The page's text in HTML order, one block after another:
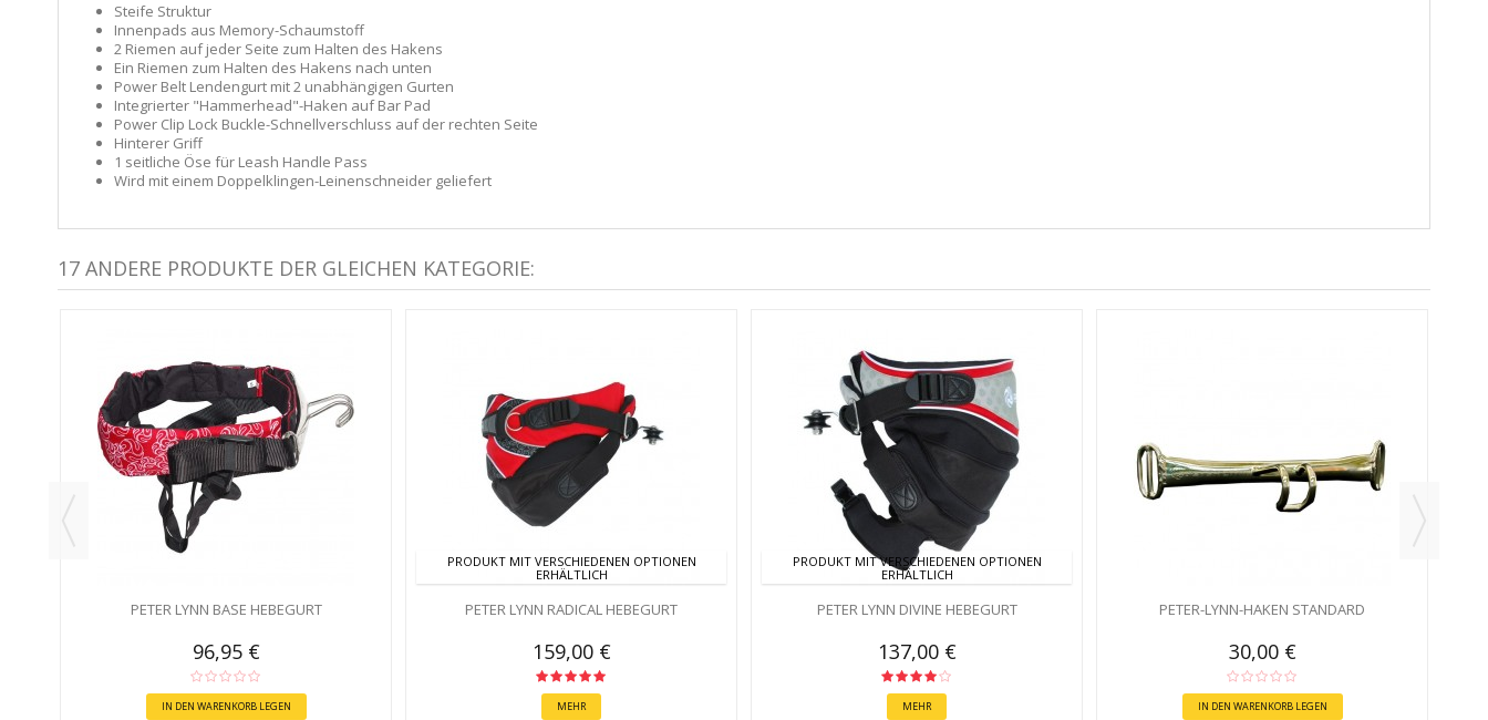
Steife Struktur
Innenpads aus Memory-Schaumstoff
2 Riemen auf jeder Seite zum Halten des Hakens
Ein Riemen zum Halten des Hakens nach unten
Power Belt Lendengurt mit 2 unabhängigen Gurten
Integrierter "Hammerhead"-Haken auf Bar Pad
Power Clip Lock Buckle-Schnellverschluss auf der rechten Seite
Hinterer Griff
1 seitliche Öse für Leash Handle Pass
Wird mit einem Doppelklingen-Leinenschneider geliefert
17 ANDERE PRODUKTE DER GLEICHEN KATEGORIE:
PETER LYNN BASE HEBEGURT
96,95 €
IN DEN WARENKORB LEGEN
PRODUKT MIT VERSCHIEDENEN OPTIONEN
ERHÄLTLICH
PETER LYNN RADICAL HEBEGURT
159,00 €
MEHR
PRODUKT MIT VERSCHIEDENEN OPTIONEN
ERHÄLTLICH
PETER LYNN DIVINE HEBEGURT
137,00 €
MEHR
PETER-LYNN-HAKEN STANDARD
30,00 €
IN DEN WARENKORB LEGEN